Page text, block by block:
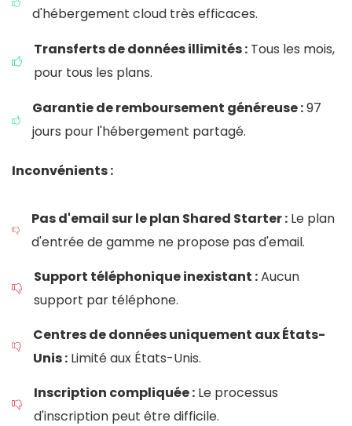
d'hébergement cloud très efficaces.
Transferts de données illimités : Tous les mois,
pour tous les plans.
Garantie de remboursement généreuse :97
jours pour l'hébergement partagé.
Inconvénients :
Pas d'email sur le plan Shared Starter :Le plan
d'entrée de gamme ne propose pas d'email.
Support téléphonique inexistant :Aucun
support par téléphone.
Centres de données uniquement aux États-
Unis : Limité aux États-Unis.
Inscription compliquée :Le processus
d'inscription peut être difficile.